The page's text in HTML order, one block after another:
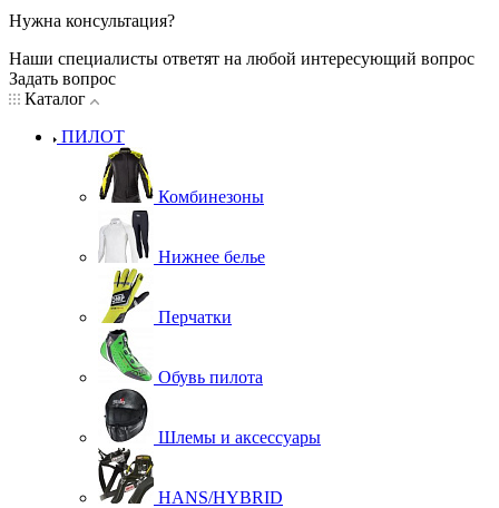
Нужна консультация?
Наши специалисты ответят на любой интересующий вопрос
Задать вопрос
Каталог
ПИЛОТ
Комбинезоны
Нижнее белье
Перчатки
Обувь пилота
Шлемы и аксессуары
HANS/HYBRID